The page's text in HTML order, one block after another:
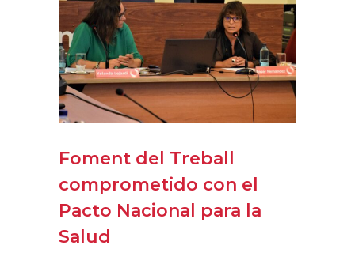
Foment del Treball
comprometido con el
Pacto Nacional para la
Salud